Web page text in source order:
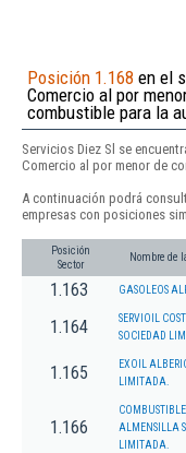
Posición 1.168 en el
Comercio al por
combustible para la
Servicios Diez Sl se
Comercio al por menor de
A continuación podrá
empresas con posiciones
Posición
Sector
Nombre de
1.163 GASOLEOS
1.164
SERVIOIL
SOCIEDAD
1.165
EXOIL
LIMITADA.
1.166
ALMENSILLA
LIMITADA.